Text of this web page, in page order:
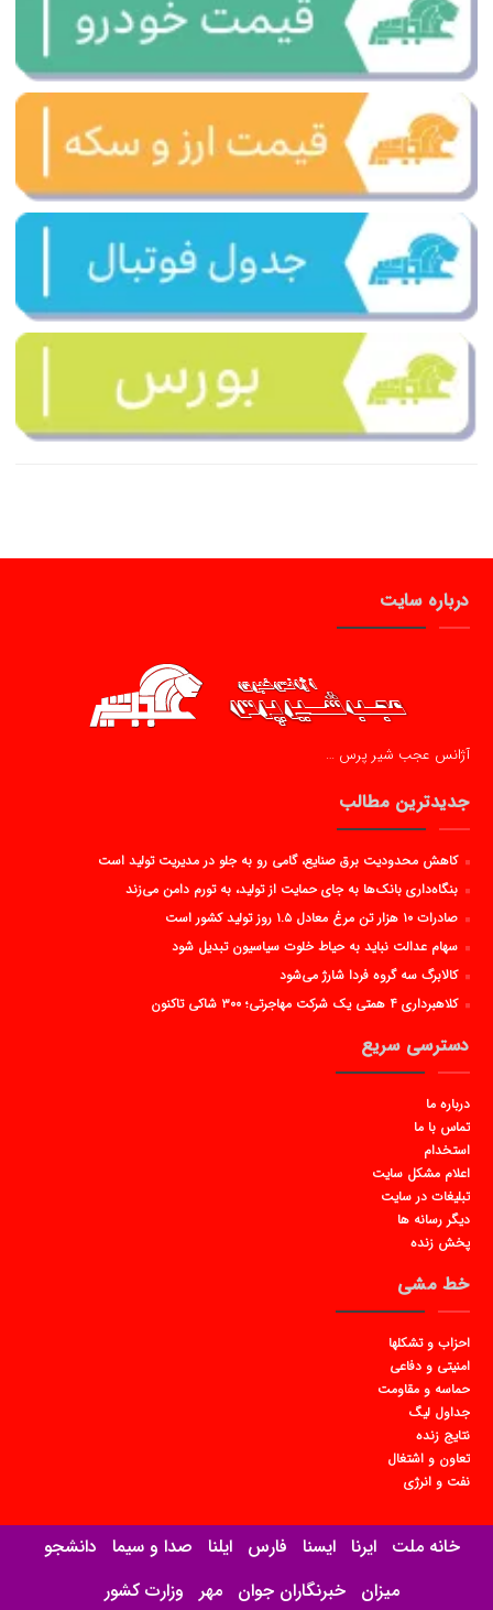
درباره سایت
آژانس عجب شیر پرس …
جدیدترین مطالب
کاهش محدودیت برق صنایع، گامی رو به جلو در مدیریت تولید است
بنگاه‌داری بانک‌ها به جای حمایت از تولید، به تورم دامن می‌زند
صادرات ۱۰ هزار تن مرغ معادل ۱.۵ روز تولید کشور است
سهام عدالت نباید به حیاط خلوت سیاسیون تبدیل شود
کالابرگ سه گروه فردا شارژ می‌شود
کلاهبرداری ۴ همتی یک شرکت مهاجرتی؛ ۳۰۰ شاکی تاکنون
دسترسی سریع
درباره ما
تماس با ما
استخدام
اعلام مشکل سایت
تبلیغات در سایت
دیگر رسانه ها
پخش زنده
خط مشی
احزاب و تشکلها
امنیتی و دفاعی
حماسه و مقاومت
جداول لیگ
نتایج زنده
تعاون و اشتغال
نفت و انرژی
خانه ملت ایرنا ایسنا فارس ایلنا صدا و سیما دانشجو
میزان خبرنگاران جوان مهر وزارت کشور